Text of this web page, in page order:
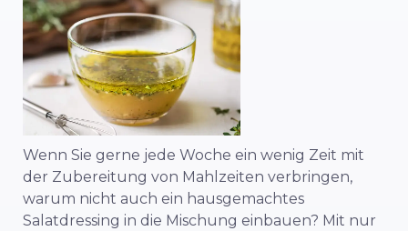
Wenn Sie gerne jede Woche ein wenig Zeit mit
der Zubereitung von Mahlzeiten verbringen,
warum nicht auch ein hausgemachtes
Salatdressing in die Mischung einbauen? Mit nur